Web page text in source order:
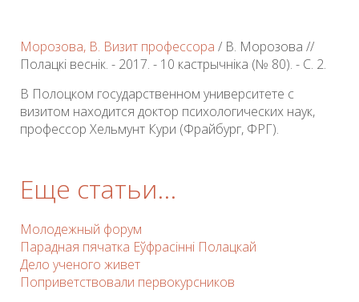
Морозова, В. Визит профессора / В. Морозова //
Полацкі веснік. - 2017. - 10 кастрычніка (№ 80). - С. 2.
В Полоцком государственном университете с
визитом находится доктор психологических наук,
профессор Хельмунт Кури (Фрайбург, ФРГ).
Еще статьи...
Молодежный форум
Парадная пячатка Еўфрасінні Полацкай
Дело ученого живет
Поприветствовали первокурсников